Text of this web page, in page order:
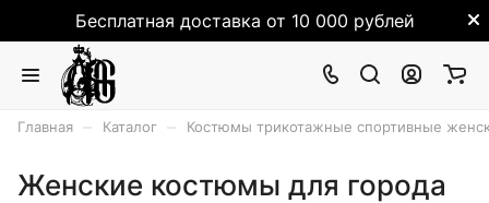
Бесплатная доставка от 10 000 рублей
Главная Каталог Костюмы трикотажные спортивные
Женские костюмы для города